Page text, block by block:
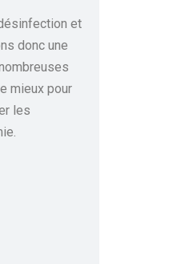
et
donc une
mieux pour
les